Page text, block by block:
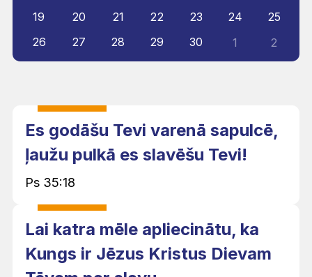
Es godāšu Tevi varenā sapulcē,
ļaužu pulkā es slavēšu Tevi!
Ps 35:18
Lai katra mēle apliecinātu, ka
Kungs ir Jēzus Kristus Dievam
19
20 21 22 23 24
25
26
27 28 29 30 1 2